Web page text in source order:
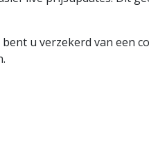
u verzekerd van een